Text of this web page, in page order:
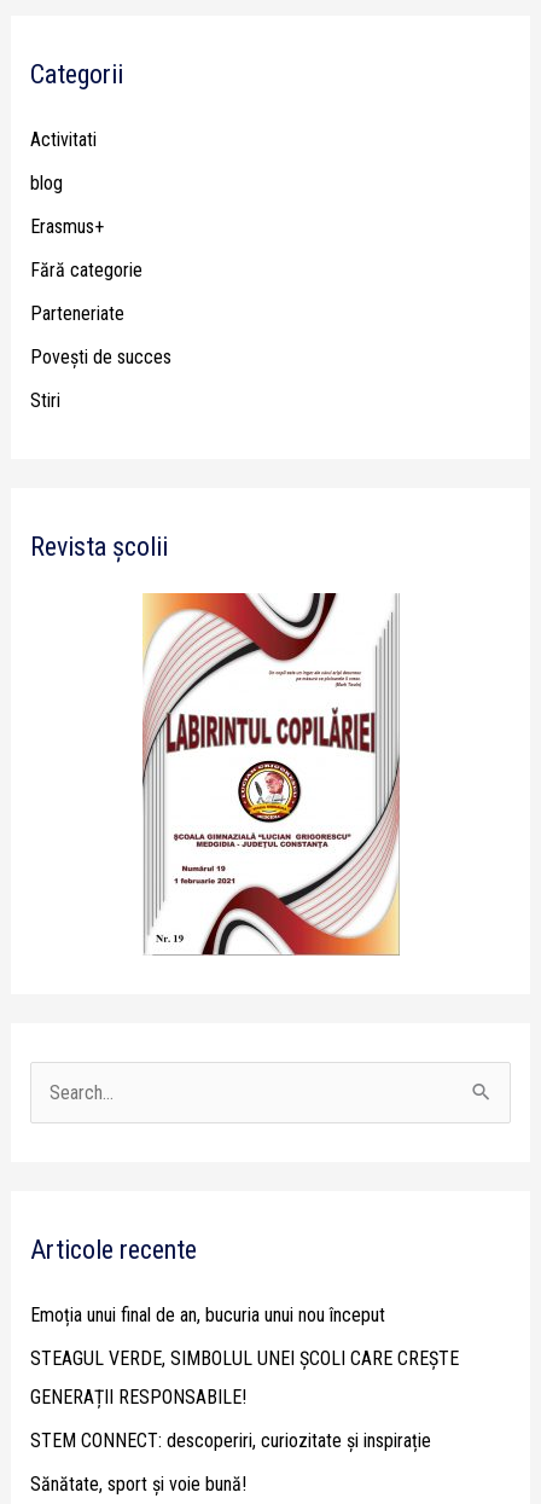
Categorii
Activitati
blog
Erasmus+
Fără categorie
Parteneriate
Poveşti de succes
Stiri
Revista școlii
c
o
r
:
Articole recente
Emoția unui final de an, bucuria unui nou început
STEAGUL VERDE, SIMBOLUL UNEI ȘCOLI CARE CREȘTE
GENERAȚII RESPONSABILE!
STEM CONNECT: descoperiri, curiozitate și inspirație
Sănătate, sport și voie bună!